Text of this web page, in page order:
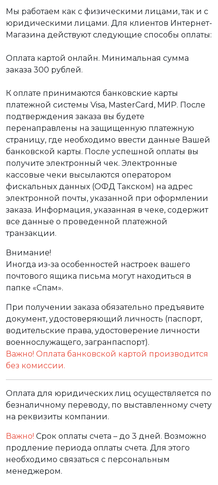
Мы работаем как с физическими лицами, так и с
юридическими лицами. Для клиентов Интернет-
Магазина действуют следующие способы оплаты:
Оплата картой онлайн. Минимальная сумма
заказа 300 рублей.
К оплате принимаются банковские карты
платежной системы Visa, MasterCard, МИР. После
подтверждения заказа вы будете
перенаправлены на защищенную платежную
страницу, где необходимо ввести данные Вашей
банковской карты. После успешной оплаты вы
получите электронный чек. Электронные
кассовые чеки высылаются оператором
фискальных данных (ОФД Такском) на адрес
электронной почты, указанной при оформлении
заказа. Информация, указанная в чеке, содержит
все данные о проведенной платежной
транзакции.
Внимание!
Иногда из-за особенностей настроек вашего
почтового ящика письма могут находиться в
папке «Спам».
При получении заказа обязательно предъявите
документ, удостоверяющий личность (паспорт,
водительские права, удостоверение личности
военнослужащего, загранпаспорт).
Важно! Оплата банковской картой производится
без комиссии.
Оплата для юридических лиц осуществляется по
безналичному переводу, по выставленному счету
на реквизиты компании.
Важно! Срок оплаты счета – до 3 дней. Возможно
продление периода оплаты счета. Для этого
необходимо связаться с персональным
менеджером.